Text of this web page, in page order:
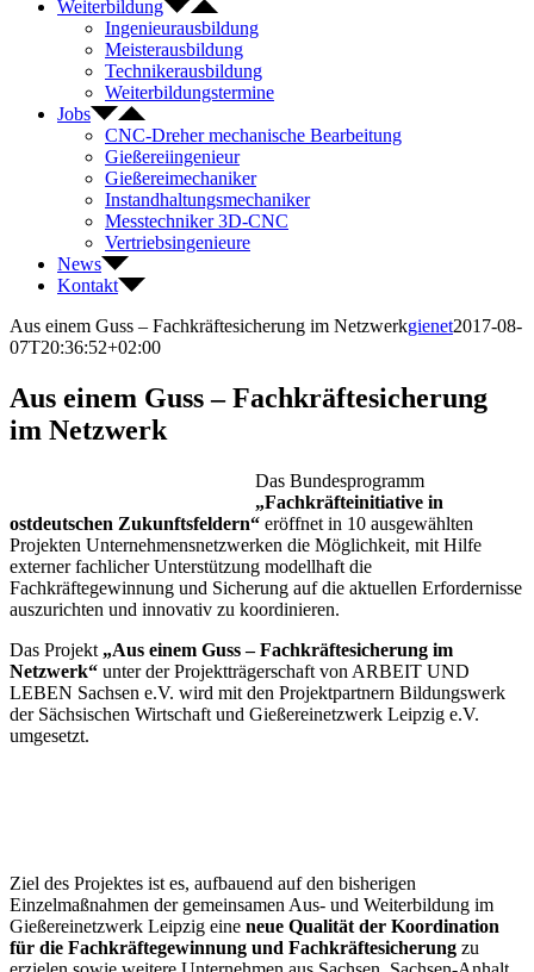
Weiterbildung
Ingenieurausbildung
Meisterausbildung
Technikerausbildung
Weiterbildungstermine
Jobs
CNC-Dreher mechanische Bearbeitung
Gießereiingenieur
Gießereimechaniker
Instandhaltungsmechaniker
Messtechniker 3D-CNC
Vertriebsingenieure
News
Kontakt
Aus einem Guss – Fachkräftesicherung im Netzwerkgienet2017-08-
07T20:36:52+02:00
Aus einem Guss – Fachkräftesicherung
im Netzwerk
Das Bundesprogramm
„Fachkräfteinitiative in
ostdeutschen Zukunftsfeldern“ eröffnet in 10 ausgewählten
Projekten Unternehmensnetzwerken die Möglichkeit, mit Hilfe
externer fachlicher Unterstützung modellhaft die
Fachkräftegewinnung und Sicherung auf die aktuellen Erfordernisse
auszurichten und innovativ zu koordinieren.
Das Projekt „Aus einem Guss – Fachkräftesicherung im
Netzwerk“ unter der Projektträgerschaft von ARBEIT UND
LEBEN Sachsen e.V. wird mit den Projektpartnern Bildungswerk
der Sächsischen Wirtschaft und Gießereinetzwerk Leipzig e.V.
umgesetzt.
Ziel des Projektes ist es, aufbauend auf den bisherigen
Einzelmaßnahmen der gemeinsamen Aus- und Weiterbildung im
Gießereinetzwerk Leipzig eine neue Qualität der Koordination
für die Fachkräftegewinnung und Fachkräftesicherung zu